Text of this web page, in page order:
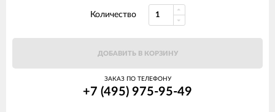
Количество
ДОБАВИТЬ В КОРЗИНУ
ЗАКАЗ ПО ТЕЛЕФОНУ
+7 (495) 975-95-49